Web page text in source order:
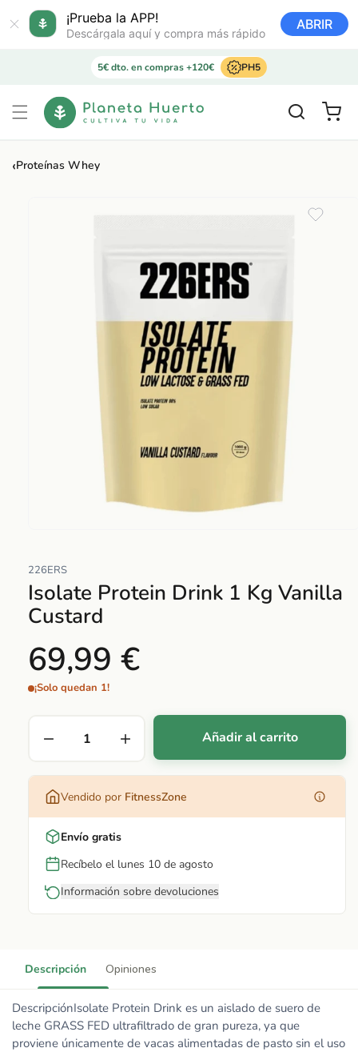
¡Prueba la APP!
Descárgala aquí y compra más rápido
ABRIR
directamente
al contenido
5€ dto. en compras +120€ PH5
Carrito
‹Proteínas Whey
multimedia
1
en
una
ventana
modal
226ERS
Isolate Protein Drink 1 Kg Vanilla
Custard
69,99 €
¡Solo quedan 1!
Añadir al carrito
Vendido por FitnessZone
Envío gratis
Recíbelo el lunes 10 de agosto
Información sobre devoluciones
Descripción Opiniones
DescripciónIsolate Protein Drink es un aislado de suero de
leche GRASS FED ultrafiltrado de gran pureza, ya que
proviene únicamente de vacas alimentadas de pasto sin el uso